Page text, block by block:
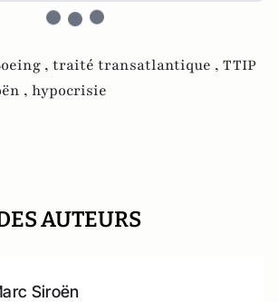
, traité transatlantique , TTIP
, hypocrisie
AUTEURS
Siroën